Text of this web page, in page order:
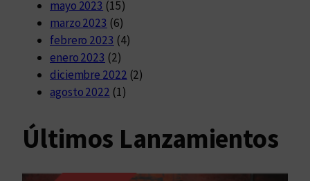
mayo 2023 (15)
marzo 2023 (6)
febrero 2023 (4)
enero 2023 (2)
diciembre 2022 (2)
agosto 2022 (1)
Últimos Lanzamientos